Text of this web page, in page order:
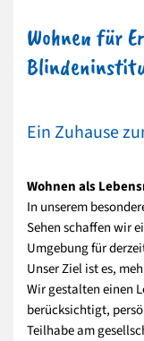
Wohnen für
Ein Zuhause
Wohnen als
In unserem
Sehen schaffen wir
Umgebung für
Unser Ziel ist es,
Wir gestalten einen
berücksichtigt,
Teilhabe am